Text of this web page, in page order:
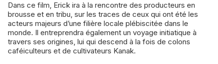
Dans ce film, Erick ira à la rencontre des producteurs en
brousse et en tribu, sur les traces de ceux qui ont été les
acteurs majeurs d’une filière locale plébiscitée dans le
monde. Il entreprendra également un voyage initiatique à
travers ses origines, lui qui descend à la fois de colons
caféiculteurs et de cultivateurs Kanak.